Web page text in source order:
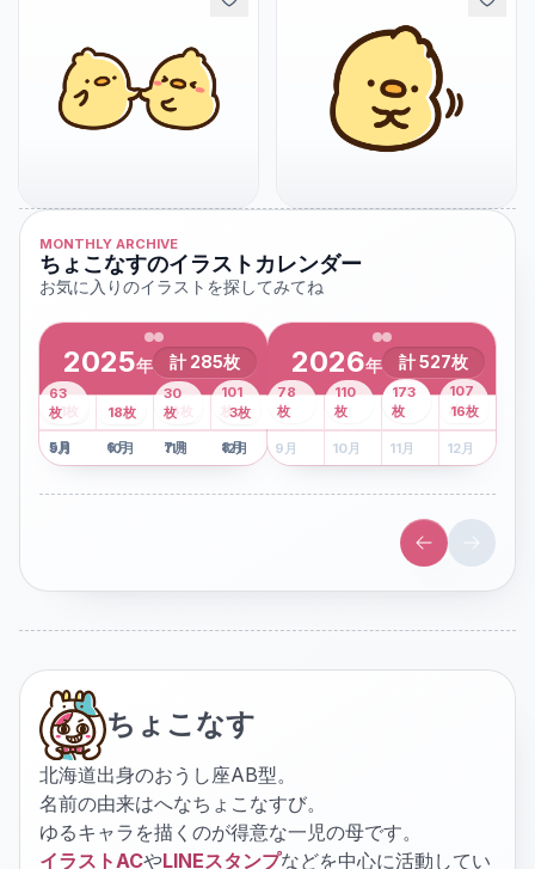
MONTHLY ARCHIVE
ちょこなすのイラストカレンダー
お気に入りのイラストを探してみてね
2025年 計 285枚
1月
2枚 2月 3月 4月
8枚
5月
41 枚
6月
13枚
7月
6枚
8月
101
枚
9月
63
枚
10月
18枚
11月
30
枚
12月
3枚
2026年 計527枚
1月 2月 3月
43
枚
4月
107
枚
5 月
78
枚
6月
110
枚
7月
173
枚
8月
16枚
9 月 10月 11月 12月
ちょこなす
北海道出身のおうし座AB型。
名前の由来はへなちょこなすび。
ゆるキャラを描くのが得意な一児の母です。
イラストACやLINEスタンプなどを中心に活動してい